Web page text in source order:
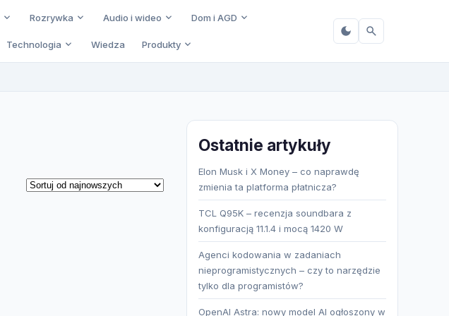
Rozrywka Audio i wideo Dom i AGD
Technologia Wiedza Produkty
Ostatnie artykuły
Elon Musk i X Money – co naprawdę
zmienia ta platforma płatnicza?
TCL Q95K – recenzja soundbara z
konfiguracją 11.1.4 i mocą 1420 W
Agenci kodowania w zadaniach
nieprogramistycznych – czy to narzędzie
tylko dla programistów?
OpenAI Astra: nowy model AI ogłoszony w